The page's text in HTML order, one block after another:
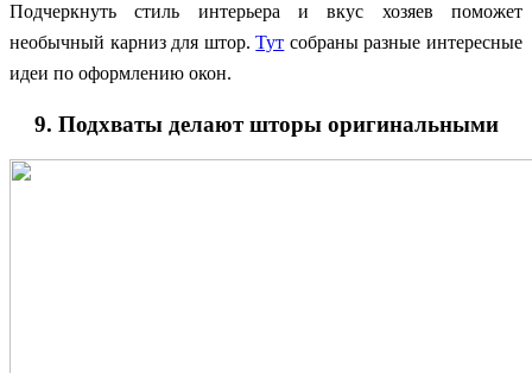
Подчеркнуть стиль интерьера и вкус хозяев поможет
необычный карниз для штор.Тут собраны разные интересные
идеи по оформлению окон.
9. Подхваты делают шторы оригинальными